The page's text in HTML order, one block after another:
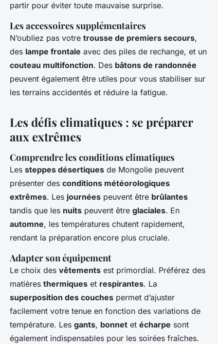
partir pour éviter toute mauvaise surprise.
Les accessoires supplémentaires
N’oubliez pas votre trousse de premiers secours,
des lampe frontale avec des piles de rechange, et un
couteau multifonction. Des bâtons de randonnée
peuvent également être utiles pour vous stabiliser sur
les terrains accidentés et réduire la fatigue.
Les défis climatiques : se préparer
aux extrêmes
Comprendre les conditions climatiques
Les steppes désertiques de Mongolie peuvent
présenter des conditions météorologiques
extrêmes. Les journées peuvent être brûlantes
tandis que les nuits peuvent être glaciales. En
automne, les températures chutent rapidement,
rendant la préparation encore plus cruciale.
Adapter son équipement
Le choix des vêtements est primordial. Préférez des
matières thermiques et respirantes. La
superposition des couches permet d’ajuster
facilement votre tenue en fonction des variations de
température. Les gants, bonnet et écharpe sont
également indispensables pour les soirées fraîches.